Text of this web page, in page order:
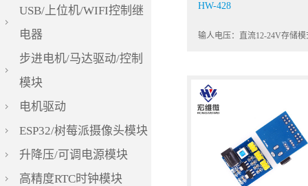
USB/上位机/WIFI控制继
电器
步进电机/马达驱动/控制
模块
电机驱动
ESP32/树莓派摄像头模块
升降压/可调电源模块
高精度RTC时钟模块
HW-428